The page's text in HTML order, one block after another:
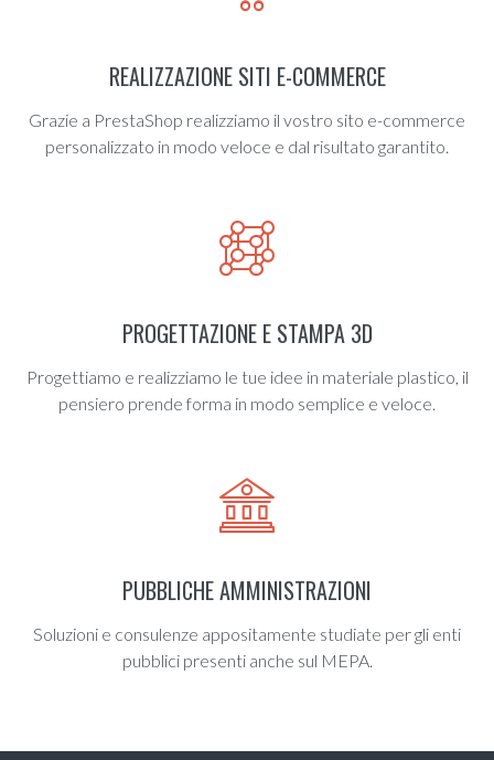
REALIZZAZIONE SITI E-COMMERCE
Grazie a PrestaShop realizziamo il vostro sito e-commerce
personalizzato in modo veloce e dal risultato garantito.
PROGETTAZIONE E STAMPA 3D
Progettiamo e realizziamo le tue idee in materiale plastico, il
pensiero prende forma in modo semplice e veloce.
PUBBLICHE AMMINISTRAZIONI
Soluzioni e consulenze appositamente studiate per gli enti
pubblici presenti anche sul MEPA.